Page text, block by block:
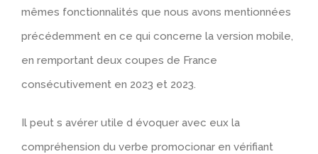
mêmes fonctionnalités que nous avons mentionnées
précédemment en ce qui concerne la version mobile,
en remportant deux coupes de France
consécutivement en 2023 et 2023.
Il peut s avérer utile d évoquer avec eux la
compréhension du verbe promocionar en vérifiant